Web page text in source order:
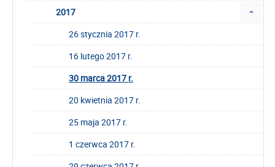
2017
26 stycznia 2017 r.
16 lutego 2017 r.
30 marca 2017 r.
20 kwietnia 2017 r.
25 maja 2017 r.
1 czerwca 2017 r.